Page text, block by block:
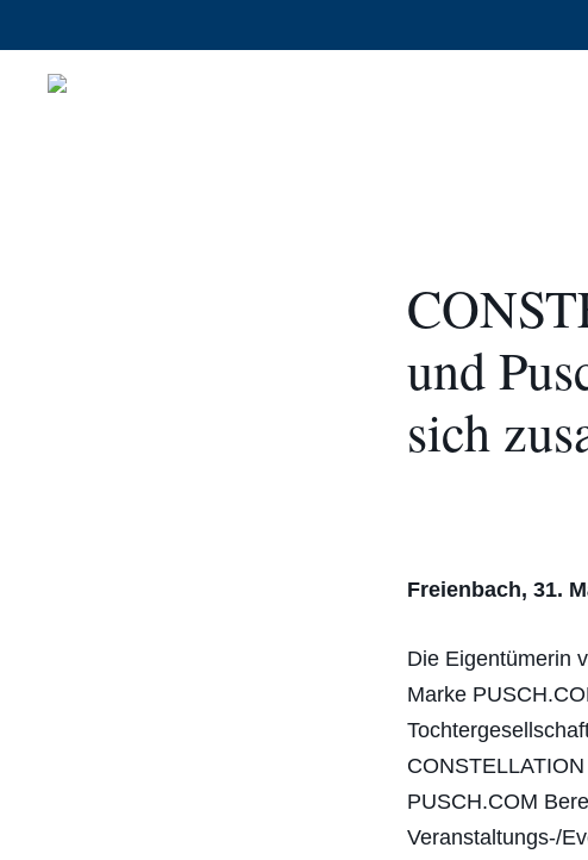
to
und
sich
Freienbach, 31.
Die Eigentümerin
Marke
PUSCH.COM
Veranstaltungs-/